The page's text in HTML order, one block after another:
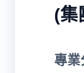
(集
專業